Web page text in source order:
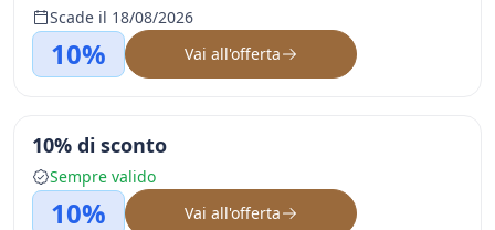
Scade il 18/08/2026
10% Vai all'offerta
10% di sconto
Sempre valido
10% Vai all'offerta